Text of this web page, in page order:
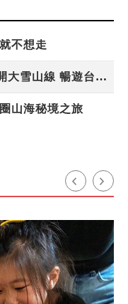
不想走
台灣好行／新路線！下半年增開大雪山線 暢遊台中更便利
山海秘境之旅